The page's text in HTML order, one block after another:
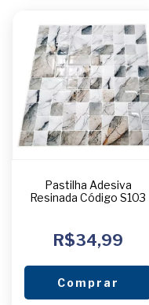
Pastilha Adesiva
Resinada Código S103
R$34,99
Comprar